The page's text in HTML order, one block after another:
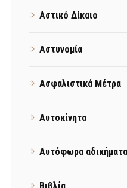
Αστικό Δίκαιο
Αστυνομία
Ασφαλιστικά Μέτρα
Αυτοκίνητα
Αυτόφωρα αδικήματα